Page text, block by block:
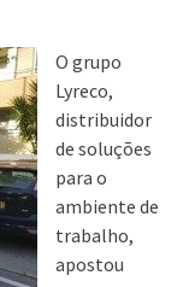
O grupo
Lyreco,
distribuidor
de soluções
para o
ambiente de
trabalho,
apostou